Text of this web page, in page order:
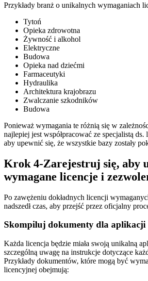
Przykłady branż o unikalnych wymaganiach
Tytoń
Opieka zdrowotna
Żywność i alkohol
Elektryczne
Budowa
Opieka nad dziećmi
Farmaceutyki
Hydraulika
Architektura krajobrazu
Zwalczanie szkodników
Budowa
Ponieważ wymagania te różnią się w
najlepiej jest współpracować ze specjalistą
aby upewnić się, że wszystkie bazy zostały
Krok 4-Zarejestruj się, aby
wymagane licencje i
Po zawężeniu dokładnych licencji
nadszedł czas, aby przejść przez oficjalny
Skompiluj dokumenty dla aplikacji
Każda licencja będzie miała swoją unikalną
szczególną uwagę na instrukcje dotyczące
Przykłady dokumentów, które mogą być
licencyjnej obejmują: